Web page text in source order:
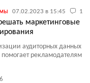
07.02.2023 в 15:45 1
маркетинговые
аудиторных данных
рекламодателям
6